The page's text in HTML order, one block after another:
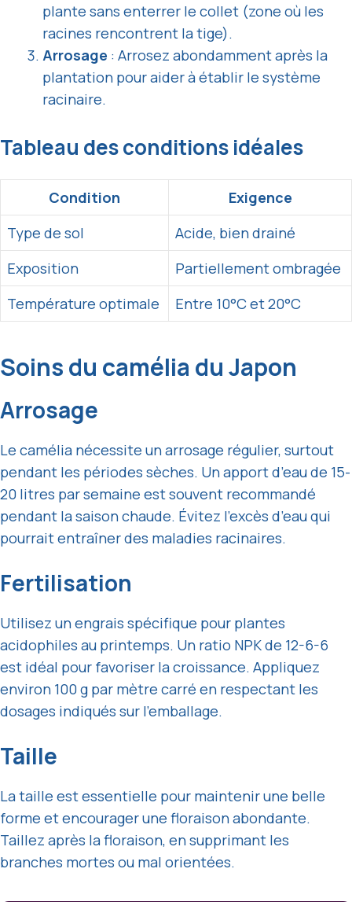
plante sans enterrer le collet (zone où les
racines rencontrent la tige).
Arrosage : Arrosez abondamment après la
plantation pour aider à établir le système
racinaire.
Tableau des conditions idéales
Condition
Exigence
Type de sol
Acide, bien drainé
Exposition
Partiellement ombragée
Température optimale
Entre 10°C et 20°C
Soins du camélia du Japon
Arrosage
Le camélia nécessite un arrosage régulier, surtout
pendant les périodes sèches. Un apport d’eau de 15-
20 litres par semaine est souvent recommandé
pendant la saison chaude. Évitez l’excès d’eau qui
pourrait entraîner des maladies racinaires.
Fertilisation
Utilisez un engrais spécifique pour plantes
acidophiles au printemps. Un ratio NPK de 12-6-6
est idéal pour favoriser la croissance. Appliquez
environ 100 g par mètre carré en respectant les
dosages indiqués sur l’emballage.
Taille
La taille est essentielle pour maintenir une belle
forme et encourager une floraison abondante.
Taillez après la floraison, en supprimant les
branches mortes ou mal orientées.